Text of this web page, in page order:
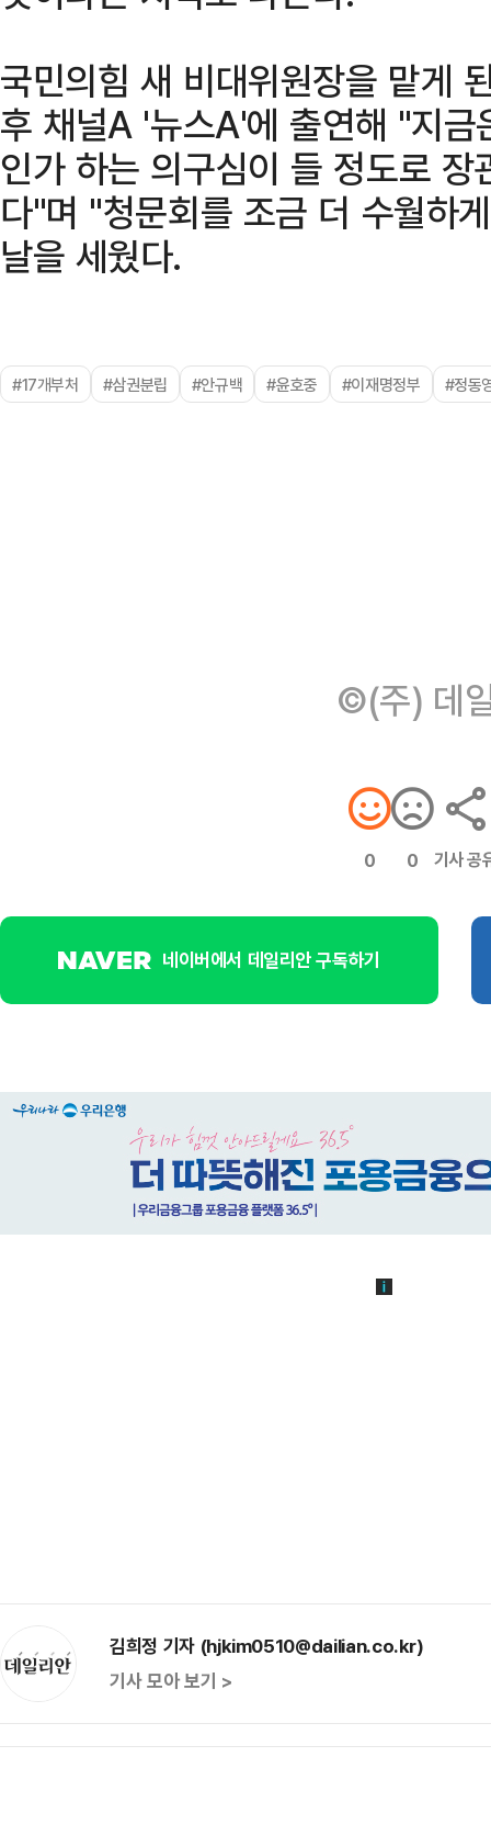
국민의힘 새 비대위원장을 맡게
후 채널A '뉴스A'에 출연해 "지금
인가 하는 의구심이 들 정도로
다"며 "청문회를 조금 더 수월하
날을 세웠다.
#17개부처 #삼권분립 #안규백 #윤호중 #이재명정부 #정동
©(주) 데
0 0 기사 공
네이버에서 데일리안 구독하기
김희정 기자 (hjkim0510@dailian.co.kr)
기사 모아 보기 >